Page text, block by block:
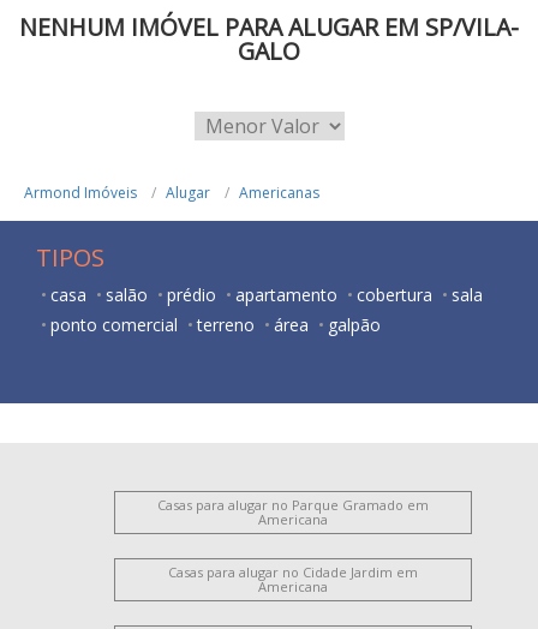
NENHUM IMÓVEL PARA ALUGAR EM SP/VILA-
GALO
Armond Imóveis Alugar Americanas
TIPOS
casa salão prédio apartamento cobertura
sala
ponto comercial
terreno área galpão
Casas para alugar no Parque Gramado em
Americana
Casas para alugar no Cidade Jardim em
Americana